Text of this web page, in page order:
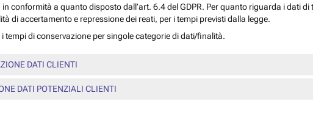
conformità a quanto disposto dall’art. 6.4 del GDPR. Per quanto riguarda i dati
di accertamento e repressione dei reati, per i tempi previsti dalla legge.
tempi di conservazione per singole categorie di dati/finalità.
DATI CLIENTI
DATI POTENZIALI CLIENTI